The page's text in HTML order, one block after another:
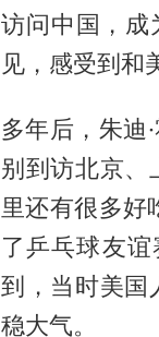
访问中国，成
见，感受到和
多年后，朱迪
别到访北京、
里还有很多好
了乒乓球友
到，当时美国
稳大气。